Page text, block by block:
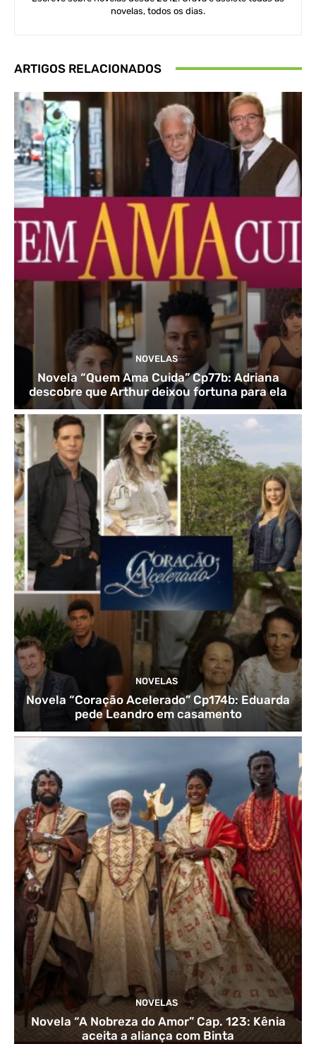
novelas, todos os dias.
ARTIGOS RELACIONADOS
NOVELAS
Novela “Quem Ama Cuida” Cp77b: Adriana
descobre que Arthur deixou fortuna para ela
NOVELAS
Novela “Coração Acelerado” Cp174b: Eduarda
pede Leandro em casamento
NOVELAS
Novela “A Nobreza do Amor” Cap. 123: Kênia
aceita a aliança com Binta